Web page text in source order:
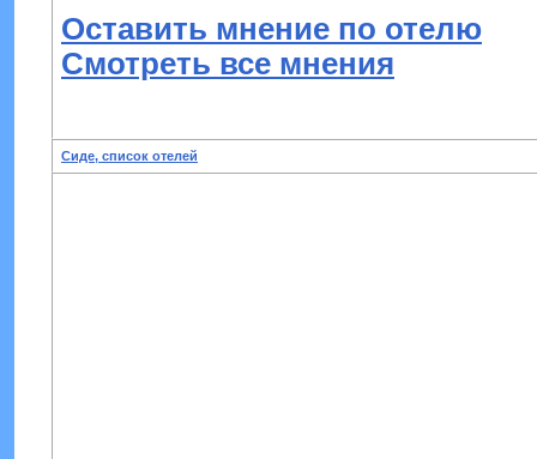
Оставить мнение по отелю
Смотреть все мнения
Сиде, список отелей